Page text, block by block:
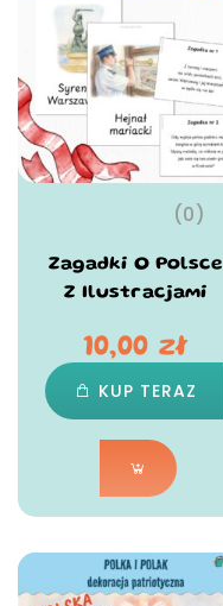
(0)
Zagadki O Polsce
Z Ilustracjami
10,00 zł
KUP TERAZ